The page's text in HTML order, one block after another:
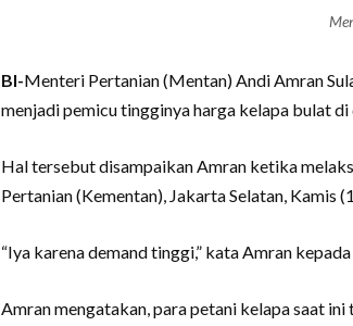
BI-Menteri Pertanian (Mentan) Andi Amran
menjadi pemicu tingginya harga kelapa bulat di
Hal tersebut disampaikan Amran ketika
Pertanian (Kementan), Jakarta Selatan, Kamis
“Iya karena demand tinggi,” kata Amran
Amran mengatakan, para petani kelapa saat